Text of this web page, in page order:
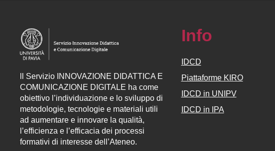
Servizio INNOVAZIONE DIDATTICA E
COMUNICAZIONE DIGITALE ha come
obiettivo l’individuazione e lo sviluppo di
metodologie, tecnologie e materiali utili
ad aumentare e innovare la qualità,
l’efficienza e l’efficacia dei processi
formativi di interesse dell’Ateneo.
Info
IDCD
Piattaforme KIRO
IDCD in UNIPV
IDCD in IPA